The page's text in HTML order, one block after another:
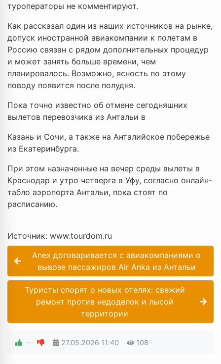
туроператоры не комментируют.
Как рассказал один из наших источников на рынке,
допуск иностранной авиакомпании к полетам в
Россию связан с рядом дополнительных процедур
и может занять больше времени, чем
планировалось. Возможно, ясность по этому
поводу появится после полудня.
Пока точно известно об отмене сегодняшних
вылетов перевозчика из Антальи в
Казань и Сочи, а также на Анталийское побережье
из Екатеринбурга.
При этом назначенные на вечер среды вылеты в
Краснодар и утро четверга в Уфу, согласно онлайн-
табло аэропорта Антальи, пока стоят по
расписанию.
Источник: www.tourdom.ru
Aneх договаривается с авиакомпаниями о
вывозе пассажиров Air Anka из Антальи
Туристы спорят о новых отелях: свежий
ремонт против недоделок и лысой
территории
— 27.05.2026 11:40 108